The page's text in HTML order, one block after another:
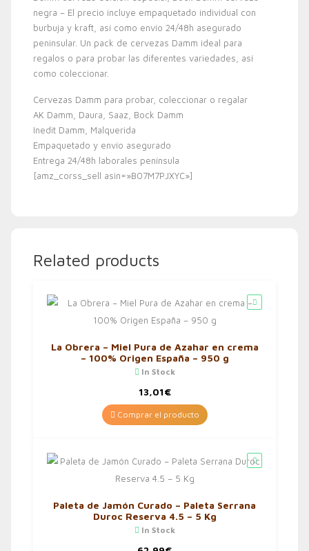
negra – El precio incluye empaquetado individual con
burbuja y kraft, así como envío 24/48h asegurado
peninsular. Un pack de cervezas Damm ideal para
regalos o para probar las diferentes variedades, así
como coleccionar.
Cervezas Damm para probar, coleccionar o regalar
AK Damm, Daura, Saaz, Bock Damm
Inedit Damm, Malquerida
Empaquetado y envío asegurado
Entrega 24/48h laborales península
[amz_corss_sell asin=»B07M7PJXYC»]
Related products
La Obrera – Miel Pura de Azahar en crema
– 100% Origen España – 950 g
In Stock
13,01€
Comprar el producto
Paleta de Jamón Curado – Paleta Serrana
Duroc Reserva 4.5 – 5 Kg
In Stock